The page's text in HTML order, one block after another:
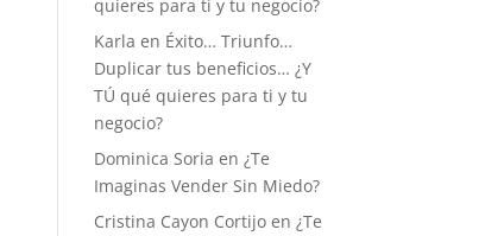
quieres para ti y tu negocio?
Karla en Éxito… Triunfo…
Duplicar tus beneficios… ¿Y
TÚ qué quieres para ti y tu
negocio?
Dominica Soria en¿Te
Imaginas Vender Sin Miedo?
Cristina Cayon Cortijo en¿Te